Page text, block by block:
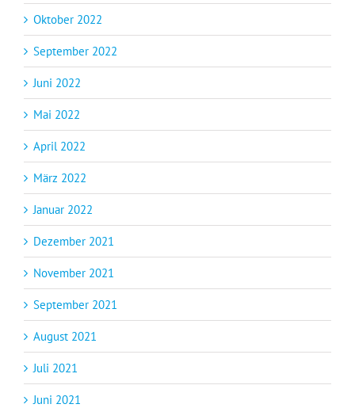
Oktober 2022
September 2022
Juni 2022
Mai 2022
April 2022
März 2022
Januar 2022
Dezember 2021
November 2021
September 2021
August 2021
Juli 2021
Juni 2021